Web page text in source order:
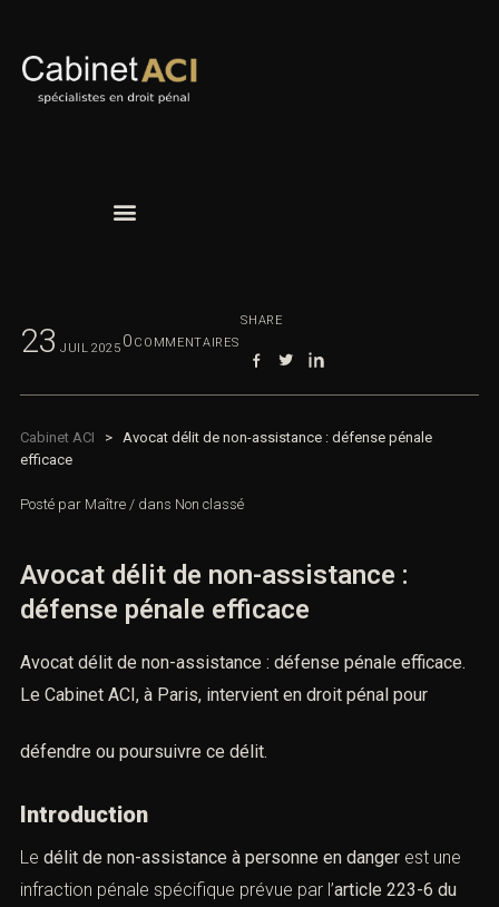
23 JUIL 2025 0 COMMENTAIRES
SHARE
Cabinet ACI > Avocat délit de non-assistance : défense pénale
efficace
Posté par Maître / dans Non classé
Avocat délit de non-assistance :
défense pénale efficace
Avocat délit de non-assistance : défense pénale efficace.
Le Cabinet ACI, à Paris, intervient en droit pénal pour
défendre ou poursuivre ce délit.
Introduction
Le délit de non-assistance à personne en danger est une
infraction pénale spécifique prévue par l’article 223-6 du